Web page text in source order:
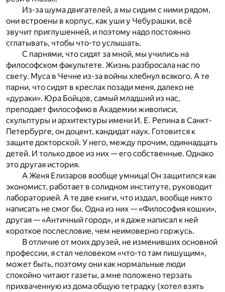
Из-за шума двигателей, а мы сидим с ними рядом,
они встроены в корпус, как уши у Чебурашки, всё
звучит приглушенней, и поэтому надо постоянно
сглатывать, чтобы что-то услышать.
С парнями, что сидят за мной, мы учились на
философском факультете. Жизнь разбросала нас по
свету. Муса в Чечне из-за войны хлебнул всякого. А те
парни, что сидят в креслах позади меня, далеко не
«дураки». Юра Бойцов, самый младший из нас,
преподает философию в Академии живописи,
скульптуры и архитектуры имени И. Е. Репина в Санкт-
Петербурге, он доцент, кандидат наук. Готовится к
защите докторской. У него, между прочим, одиннадцать
детей. И только двое из них — его собственные. Однако
это другая история.
А Женя Елизаров вообще умница! Он защитился как
экономист, работает в солидном институте, руководит
лабораторией. А те две книги, что издал, вообще никто
написать не смог бы. Одна из них — «Философия кошки»,
другая — «Античный город», и я даже написал к ней
короткое послесловие, чем неимоверно горжусь.
В отличие от моих друзей, не изменивших основной
профессии, я стал человеком «что-то там пишущим»,
может быть, поэтому они как нормальные люди
спокойно читают газеты, а мне положено терзать
прихваченную из дома общую тетрадку (хотел взять